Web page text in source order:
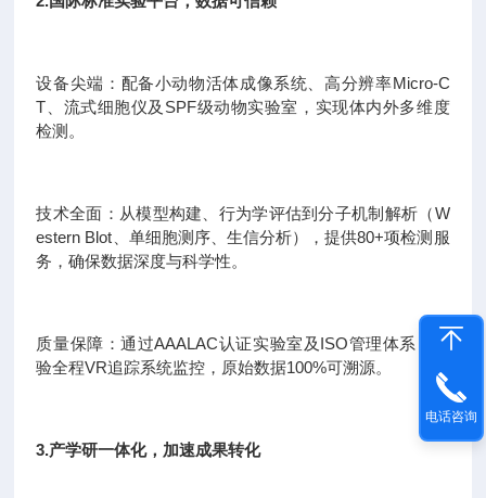
设备尖端：配备小动物活体成像系统、高分辨率Micro-C
T、流式细胞仪及SPF级动物实验室，实现体内外多维度
检测。
技术全面：从模型构建、行为学评估到分子机制解析（W
estern Blot、单细胞测序、生信分析），提供80+项检测服
务，确保数据深度与科学性。
质量保障：通过AAALAC认证实验室及ISO管理体系，实
验全程VR追踪系统监控，原始数据100%可溯源。
3.产学研一体化，加速成果转化
电话咨询